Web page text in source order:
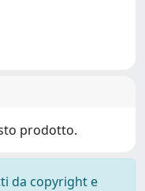
prodotto.
da copyright e